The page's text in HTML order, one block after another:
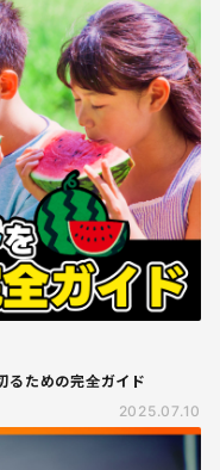
るための完全ガイド
2025.07.10